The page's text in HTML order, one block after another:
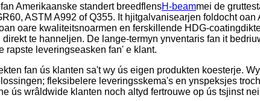
Amerikaanske standert breedflensH-beammei de
ASTM A992 of Q355. It hjitgalvanisearjen foldocht
oare kwaliteitsnoarmen en ferskillende HDG-
te hanneljen. De lange-termyn ynventaris fan it
rapste leveringseasken fan' e klant.
fan ús klanten sa't wy ús eigen produkten koesterje.
fleksibelere leveringsskema's en ynspeksjes
ús wrâldwide klanten noch altyd fertrouwe op ús tsjinst